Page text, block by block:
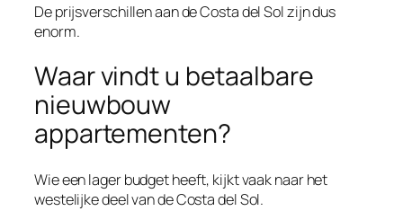
De prijsverschillen aan de Costa del Sol zijn dus
enorm.
Waar vindt u betaalbare
nieuwbouw
appartementen?
Wie een lager budget heeft, kijkt vaak naar het
westelijke deel van de Costa del Sol.